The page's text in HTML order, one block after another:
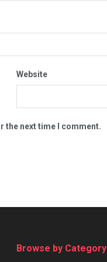
Website
the next time I comment.
Browse by Category